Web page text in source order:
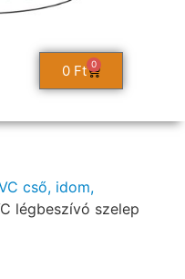
0 Ft 0
cső, idom,
légbeszívó szelep